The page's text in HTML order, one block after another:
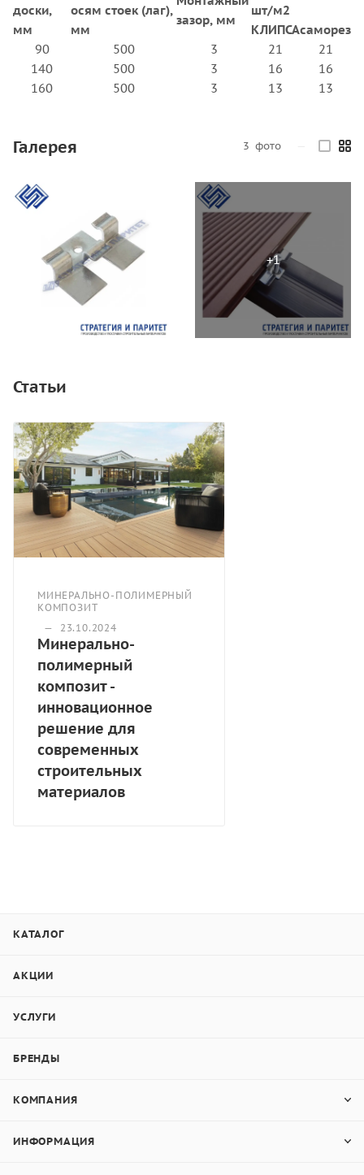
доски,
мм
осям стоек (лаг),
мм
зазор, мм
шт/м2
КЛИПСАсаморез
90
500 3 21
21
140
500 3 16
16
160
500 3 13 13
Галерея 3 фото
Статьи
МИНЕРАЛЬНО-ПОЛИМЕРНЫЙ
КОМПОЗИТ
—
23.10.2024
Минерально-
полимерный
композит -
инновационное
решение для
современных
строительных
материалов
КАТАЛОГ
АКЦИИ
УСЛУГИ
БРЕНДЫ
КОМПАНИЯ
ИНФОРМАЦИЯ